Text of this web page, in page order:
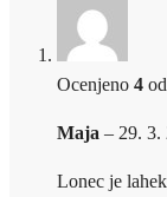
Ocenjeno 4
Maja – 29. 3.
Lonec je